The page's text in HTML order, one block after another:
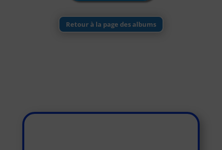
Retour à la page des albums